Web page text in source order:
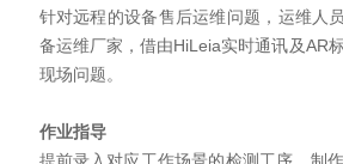
针对远程的设备售后运维问题，运维人
备运维厂家，借由HiLeia实时通讯及AR
现场问题。
作业指导